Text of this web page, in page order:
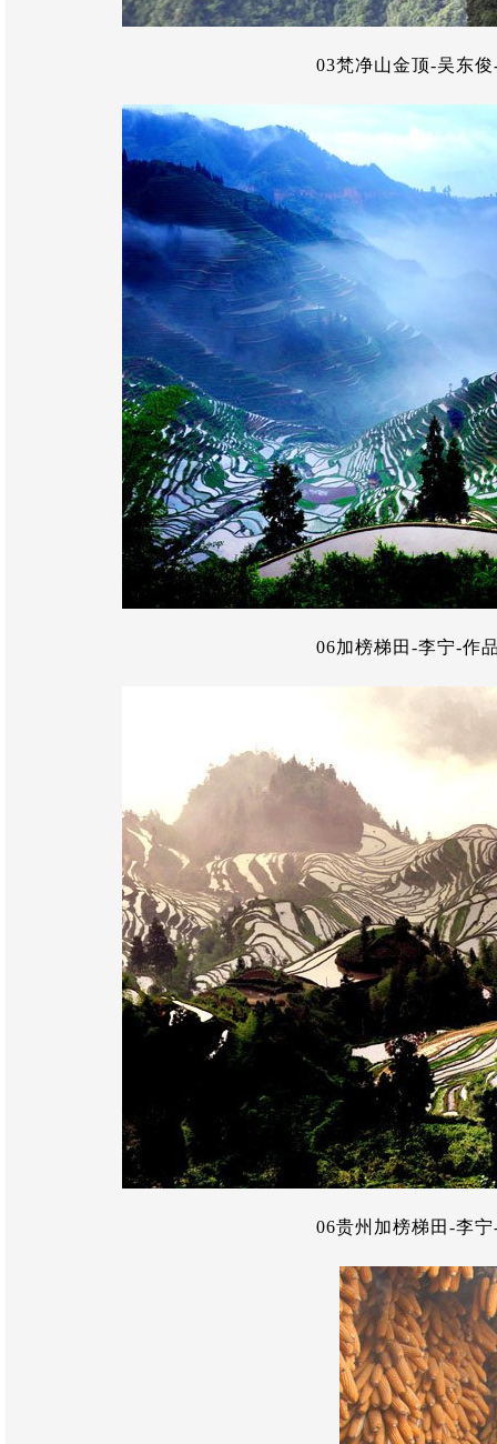
03梵净山金顶-吴东
06加榜梯田-李宁-作
06贵州加榜梯田-李